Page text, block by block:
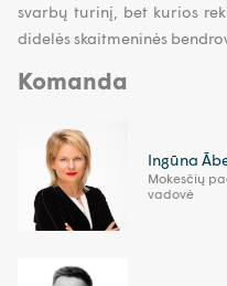
svarbų turinį, bet kurios
didelės skaitmeninės
Komanda
Ingūna
Mokesčių
vadovė